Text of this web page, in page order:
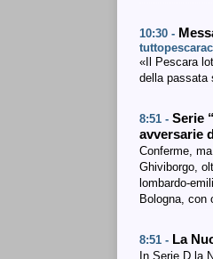
10:30 -
«Il Pescara
della passata
8:51 - Serie
avversarie
Conferme,
Ghiviborgo,
lombardo-
Bologna,
8:51 - La
In Serie D la